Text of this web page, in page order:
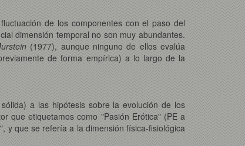
de los componentes con el paso del
dimensión temporal no son muy abundantes.
(1977), aunque ninguno de ellos evalúa
de forma empírica) a lo largo de la
a las hipótesis sobre la evolución de los
que etiquetamos como "Pasión Erótica" (PE a
y que se refería a la dimensión física-fisiológica